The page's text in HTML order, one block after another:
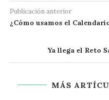
Publicación anterior
¿Cómo usamos el
Ya llega el Reto
MÁS